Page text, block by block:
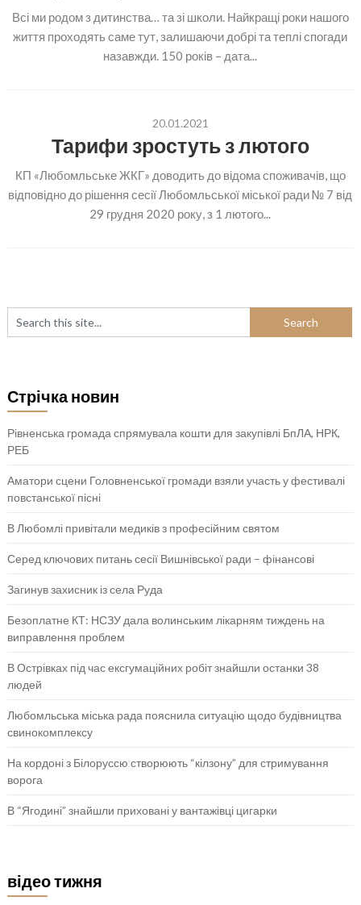
Всі ми родом з дитинства… та зі школи. Найкращі роки нашого
життя проходять саме тут, залишаючи добрі та теплі спогади
назавжди. 150 років – дата...
20.01.2021
Тарифи зростуть з лютого
КП «Любомльське ЖКГ» доводить до відома споживачів, що
відповідно до рішення сесії Любомльської міської ради № 7 від
29 грудня 2020 року, з 1 лютого...
Стрічка новин
Рівненська громада спрямувала кошти для закупівлі БпЛА, НРК,
РЕБ
Аматори сцени Головненської громади взяли участь у фестивалі
повстанської пісні
В Любомлі привітали медиків з професійним святом
Серед ключових питань сесії Вишнівської ради – фінансові
Загинув захисник із села Руда
Безоплатне КТ: НСЗУ дала волинським лікарням тиждень на
виправлення проблем
В Острівках під час ексгумаційних робіт знайшли останки 38
людей
Любомльська міська рада пояснила ситуацію щодо будівництва
свинокомплексу
На кордоні з Білоруссю створюють “кілзону” для стримування
ворога
В “Ягодині” знайшли приховані у вантажівці цигарки
відео тижня